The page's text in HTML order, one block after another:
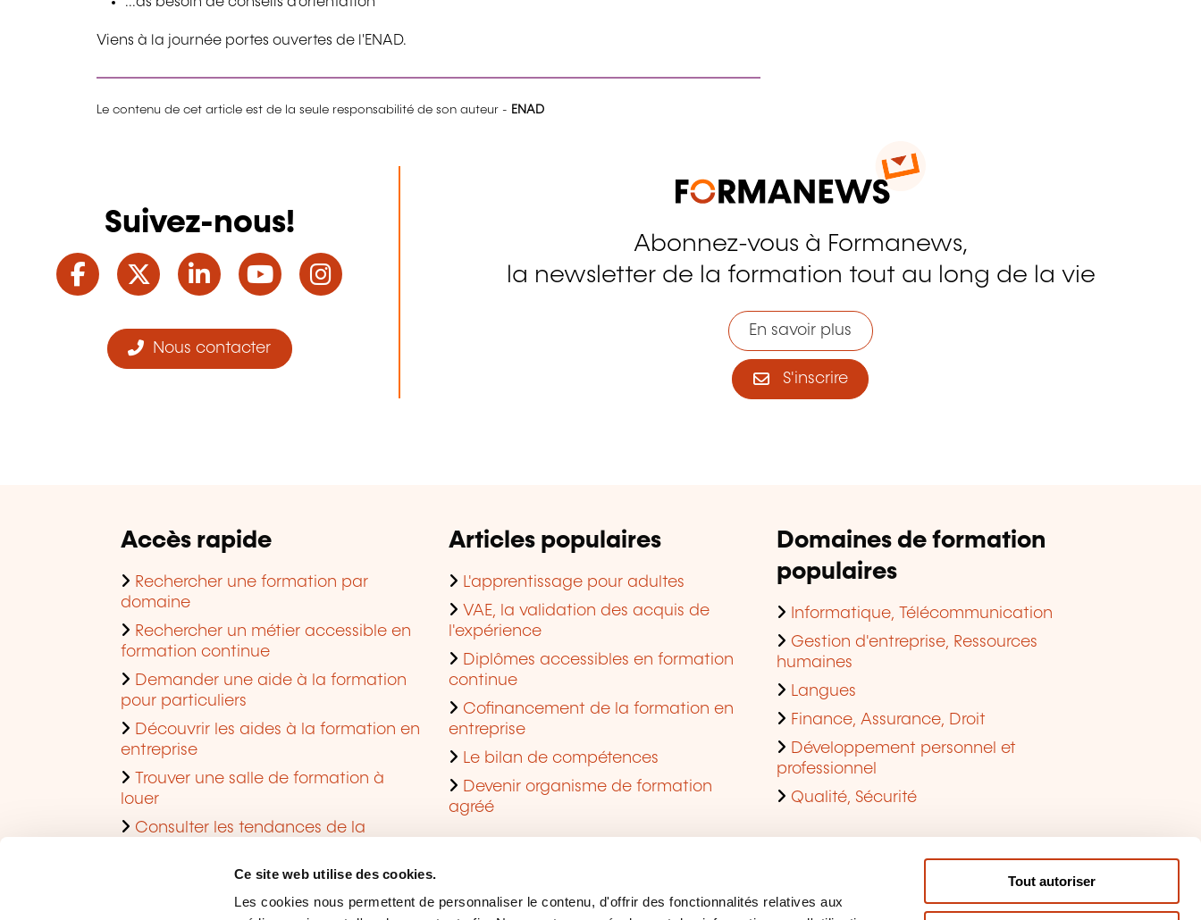
Ce site web utilise des cookies.
Les cookies nous permettent de personnaliser le contenu, d'offrir des fonctionnalités relatives aux
Tout autoriser
Viens à la journée portes ouvertes de l'ENAD.
Le contenu de cet article est de la seule responsabilité de son auteur - ENAD
Suivez-nous!
Facebook
TwitterLinkedInYouTube
Nous contacter
Abonnez-vous à Formanews,
la newsletter de la formation tout au long de la vie
En savoir plus
S'inscrire
Accès rapide
Rechercher une formation par
domaine
Rechercher un métier accessible en
formation continue
Demander une aide à la formation
pour particuliers
Découvrir les aides à la formation en
entreprise
Trouver une salle de formation à
louer
Consulter les tendances de la
Articles populaires
L'apprentissage pour adultes
VAE, la validation des acquis de
l'expérience
Diplômes accessibles en formation
continue
Cofinancement de la formation en
entreprise
Le bilan de compétences
Devenir organisme de formation
agréé
Domaines de formation
populaires
Informatique, Télécommunication
Gestion d'entreprise, Ressources
humaines
Langues
Finance, Assurance, Droit
Développement personnel et
professionnel
Qualité, Sécurité